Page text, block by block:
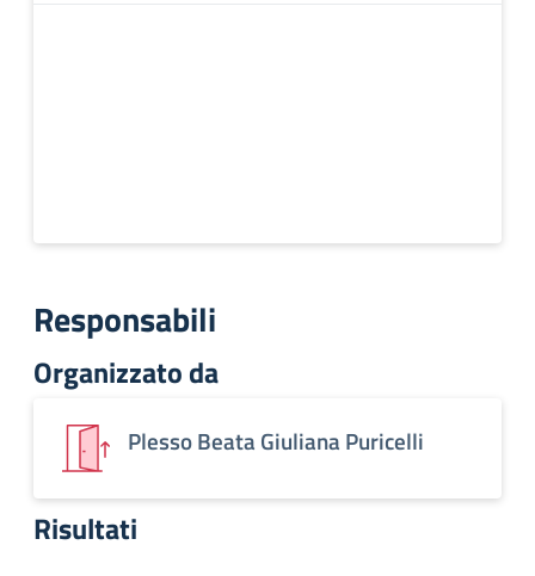
Responsabili
Organizzato da
Plesso Beata Giuliana Puricelli
Risultati